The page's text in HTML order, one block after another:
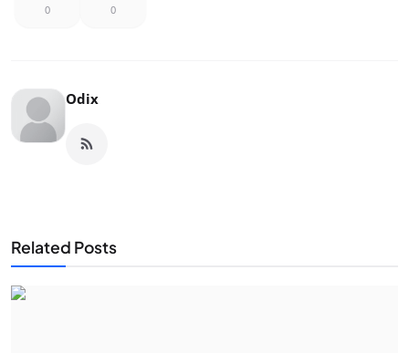
0 0
Odix
Related Posts